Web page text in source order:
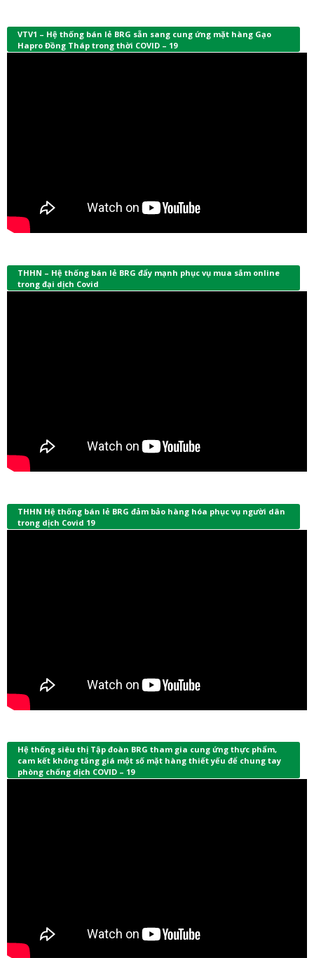
VTV1 – Hệ thống bán lẻ BRG sẵn sang cung ứng mặt hàng Gạo
Hapro Đồng Tháp trong thời COVID – 19
THHN – Hệ thống bán lẻ BRG đẩy mạnh phục vụ mua sắm online
trong đại dịch Covid
THHN Hệ thống bán lẻ BRG đảm bảo hàng hóa phục vụ người dân
trong dịch Covid 19
Hệ thống siêu thị Tập đoàn BRG tham gia cung ứng thực phẩm,
cam kết không tăng giá một số mặt hàng thiết yếu để chung tay
phòng chống dịch COVID – 19